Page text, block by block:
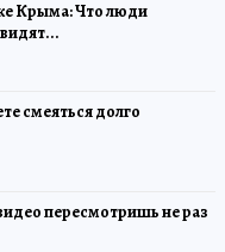
Крыма: Что люди
смеяться долго
пересмотришь не раз